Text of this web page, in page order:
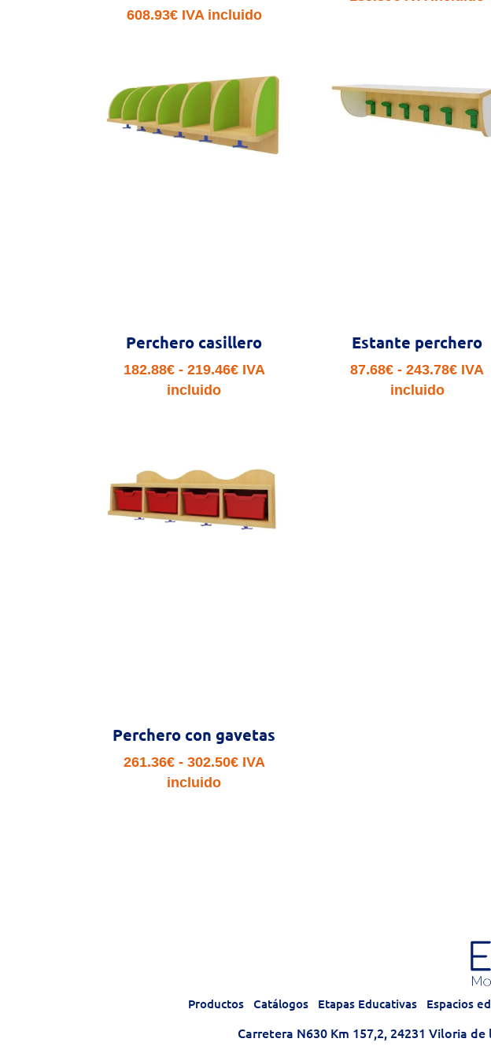
608.93€ IVA incluido
Perchero casillero
182.88€ - 219.46€Rango
hasta
219.46€
IVA
incluido
Estante perchero
87.68€ - 243.78€ IVA
incluido
Perchero con gavetas
261.36€ - 302.50€Rango
IVA
incluido
Productos Catálogos Etapas Educativas Espacios
Carretera N630 Km 157,2, 24231 Viloria